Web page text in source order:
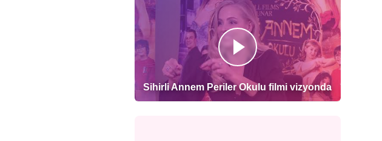
Sihirli Annem Periler Okulu filmi vizyonda